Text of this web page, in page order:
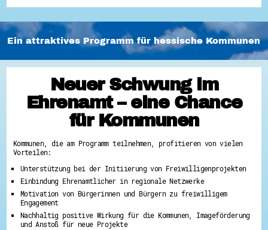
Ein attraktives Programm für hessische Kommunen
Neuer Schwung im
Ehrenamt – eine Chance
für Kommunen
Kommunen, die am Programm teilnehmen, profitieren von vielen
Vorteilen:
Unterstützung bei der Initiierung von Freiwilligenprojekten
Einbindung Ehrenamtlicher in regionale Netzwerke
Motivation von Bürgerinnen und Bürgern zu freiwilligem
Engagement
Nachhaltig positive Wirkung für die Kommunen, Imageförderung
und Anstoß für neue Projekte